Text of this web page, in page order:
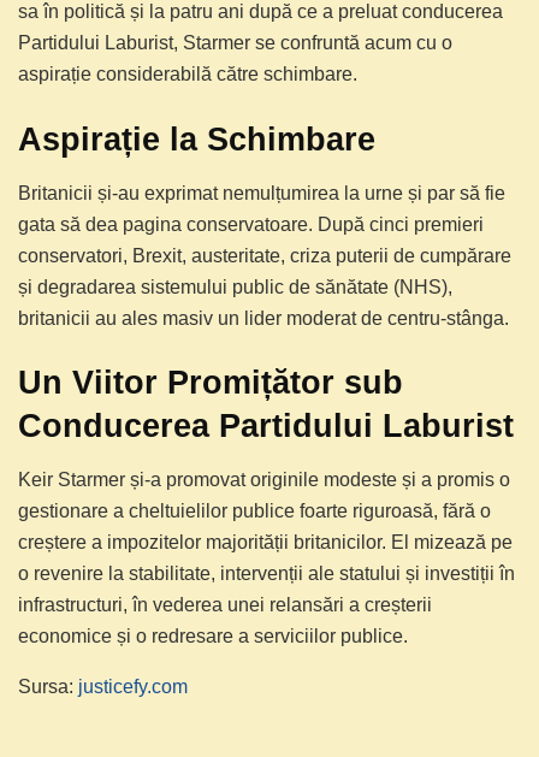
sa în politică și la patru ani după ce a preluat conducerea
Partidului Laburist, Starmer se confruntă acum cu o
aspirație considerabilă către schimbare.
Aspirație la Schimbare
Britanicii și-au exprimat nemulțumirea la urne și par să fie
gata să dea pagina conservatoare. După cinci premieri
conservatori, Brexit, austeritate, criza puterii de cumpărare
și degradarea sistemului public de sănătate (NHS),
britanicii au ales masiv un lider moderat de centru-stânga.
Un Viitor Promițător sub
Conducerea Partidului Laburist
Keir Starmer și-a promovat originile modeste și a promis o
gestionare a cheltuielilor publice foarte riguroasă, fără o
creștere a impozitelor majorității britanicilor. El mizează pe
o revenire la stabilitate, intervenții ale statului și investiții în
infrastructuri, în vederea unei relansări a creșterii
economice și o redresare a serviciilor publice.
Sursa: justicefy.com